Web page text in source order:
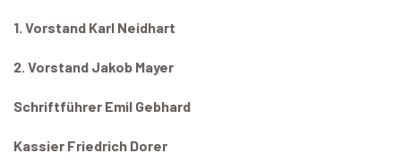
1. Vorstand Karl Neidhart
2. Vorstand Jakob Mayer
Schriftführer Emil Gebhard
Kassier Friedrich Dorer